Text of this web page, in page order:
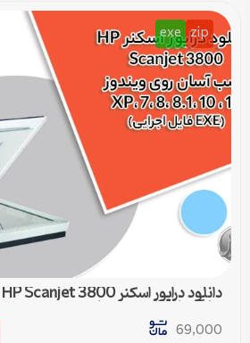
zip
exe
سازگار با تمام ویندوزها
69,000